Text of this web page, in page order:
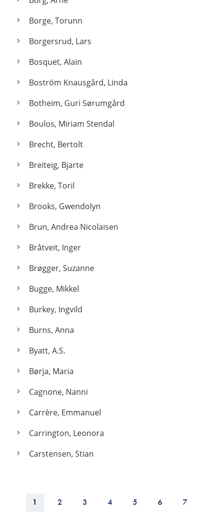
Borge, Torunn
Borgersrud, Lars
Bosquet, Alain
Boström Knausgård, Linda
Botheim, Guri Sørumgård
Boulos, Miriam Stendal
Brecht, Bertolt
Breiteig, Bjarte
Brekke, Toril
Brooks, Gwendolyn
Brun, Andrea Nicolaisen
Bråtveit, Inger
Brøgger, Suzanne
Bugge, Mikkel
Burkey, Ingvild
Burns, Anna
Byatt, A.S.
Børja, Maria
Cagnone, Nanni
Carrère, Emmanuel
Carrington, Leonora
Carstensen, Stian
1 2 3 4 5 6 7